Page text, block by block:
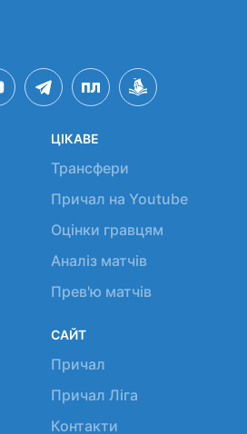
ЦІКАВЕ
Трансфери
Причал на Youtube
Оцінки гравцям
Аналіз матчів
Прев'ю матчів
САЙТ
Причал
Причал Ліга
Контакти